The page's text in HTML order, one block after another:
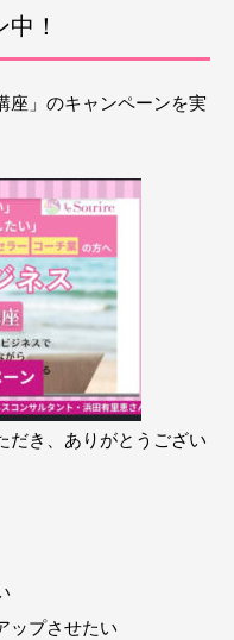
！
座」のキャンペーンを実
だき、ありがとうござい
ップさせたい